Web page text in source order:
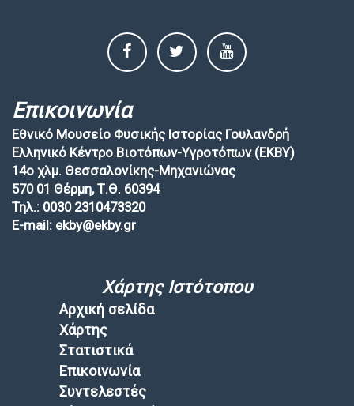
Επικοινωνία
Εθνικό Μουσείο Φυσικής Ιστορίας Γουλανδρή
Ελληνικό Κέντρο Βιοτόπων-Υγροτόπων (EKBY)
14ο χλμ. Θεσσαλονίκης-Μηχανιώνας
570 01 Θέρμη, Τ.Θ. 60394
Τηλ.: 0030 2310473320
E-mail: ekby@ekby.gr
Χάρτης Ιστότοπου
Αρχική σελίδα
Χάρτης
Στατιστικά
Επικοινωνία
Συντελεστές